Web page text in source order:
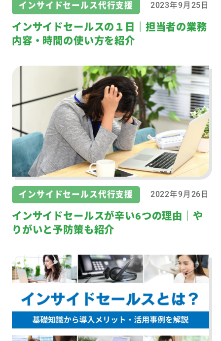
インサイドセールス代行支援 2023年9月25日
インサイドセールスの１日｜担当者の業務
内容・時間の使い方を紹介
インサイドセールス代行支援 2022年9月26日
インサイドセールスが辛い6つの理由｜や
りがいと予防策も紹介